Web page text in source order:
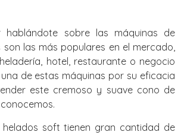
hablándote sobre las máquinas de
son las más populares en el mercado,
hotel, restaurante o negocio
de estas máquinas por su eficacia
este cremoso y suave cono de
helados soft tienen gran cantidad de